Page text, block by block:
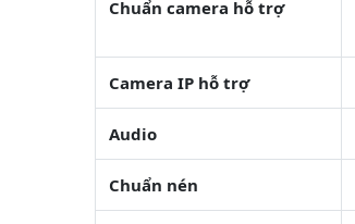
Chuẩn camera hỗ trợ
Camera IP hỗ trợ
Audio
Chuẩn nén